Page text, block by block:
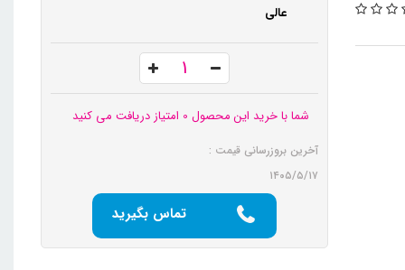
عالی
شما با خرید این محصول 0 امتیاز دریافت می کنید
آخرین بروزرسانی قیمت :
۱۴۰۵/۵/۱۷
تماس بگیرید